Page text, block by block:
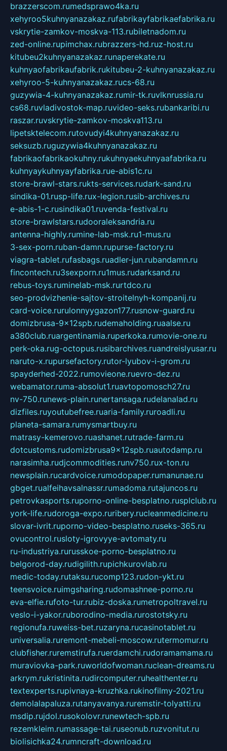
brazzerscom.rumedsprawo4ka.ru
xehyroo5kuhnyanazakaz.rufabrikayfabrikaefabrika.ru
vskrytie-zamkov-moskva-113.rubiletnadom.ru
zed-online.rupimchax.rubrazzers-hd.ruz-host.ru
kitubeu2kuhnyanazakaz.runaperekate.ru
kuhnyaofabrikaufabrik.rukitubeu-2-kuhnyanazakaz.ru
xehyroo-5-kuhnyanazakaz.rucs-68.ru
guzywia-4-kuhnyanazakaz.rumir-tk.ruvlknrussia.ru
cs68.ruvladivostok-map.ruvideo-seks.rubankaribi.ru
raszar.ruvskrytie-zamkov-moskva113.ru
lipetsktelecom.rutovudyi4kuhnyanazakaz.ru
seksuzb.ruguzywia4kuhnyanazakaz.ru
fabrikaofabrikaokuhny.rukuhnyaekuhnyaafabrika.ru
kuhnyaykuhnyayfabrika.rue-abis1c.ru
store-brawl-stars.rukts-services.rudark-sand.ru
sindika-01.rusp-life.rux-legion.rusib-archives.ru
e-abis-1-c.rusindika01.ruvenda-festival.ru
store-brawlstars.rudooraleksandria.ru
antenna-highly.rumine-lab-msk.ru1-mus.ru
3-sex-porn.ruban-damn.rupurse-factory.ru
viagra-tablet.rufasbags.ruadler-jun.rubandamn.ru
fincontech.ru3sexporn.ru1mus.rudarksand.ru
rebus-toys.ruminelab-msk.rurtdco.ru
seo-prodvizhenie-sajtov-stroitelnyh-kompanij.ru
card-voice.rurulonnyygazon177.rusnow-guard.ru
domizbrusa-9x12spb.rudemaholding.ruaalse.ru
a380club.ruargentinamia.ruperkoka.rumovie-one.ru
perk-oka.rug-octopus.rusibarchives.ruandreislyusar.ru
naruto-x.rupursefactory.rutor-lyubov-i-grom.ru
spayderhed-2022.rumovieone.ruevro-dez.ru
webamator.ruma-absolut1.ruavtopomosch27.ru
nv-750.runews-plain.runertansaga.rudelanalad.ru
dizfiles.ruyoutubefree.ruaria-family.ruroadli.ru
planeta-samara.rumysmartbuy.ru
matrasy-kemerovo.ruashanet.rutrade-farm.ru
dotcustoms.rudomizbrusa9x12spb.ruautodamp.ru
narasimha.rudjcommodities.runv750.rux-ton.ru
newsplain.rucardvoice.rumodopaper.rumanunae.ru
gbget.rualfeihavsalnassr.rumadoma.rutajuncos.ru
petrovkasports.ruporno-online-besplatno.rusplclub.ru
york-life.rudoroga-expo.ruribery.rucleanmedicine.ru
slovar-ivrit.ruporno-video-besplatno.ruseks-365.ru
ovucontrol.rusloty-igrovyye-avtomaty.ru
ru-industriya.rurusskoe-porno-besplatno.ru
belgorod-day.rudigilith.rupichkurovlab.ru
medic-today.rutaksu.rucomp123.rudon-ykt.ru
teensvoice.ruimgsharing.rudomashnee-porno.ru
eva-elfie.rufoto-tur.rubiz-doska.rumetropoltravel.ru
veslo-i-yakor.ruborodino-media.rurostotsky.ru
regionufa.ruweiss-bet.ruzaryna.rucasinotablet.ru
universalia.ruremont-mebeli-moscow.rutermomur.ru
clubfisher.ruremstirufa.ruerdamchi.rudoramamama.ru
muraviovka-park.ruworldofwoman.ruclean-dreams.ru
arkrym.rukristinita.rudircomputer.ruhealthenter.ru
textexperts.rupivnaya-kruzhka.rukinofilmy-2021.ru
demolalapaluza.rutanyavanya.ruremstir-tolyatti.ru
msdip.rujdol.rusokolovr.runewtech-spb.ru
rezemkleim.rumassage-tai.ruseonub.ruzvonitut.ru
biolisichka24.rumncraft-download.ru